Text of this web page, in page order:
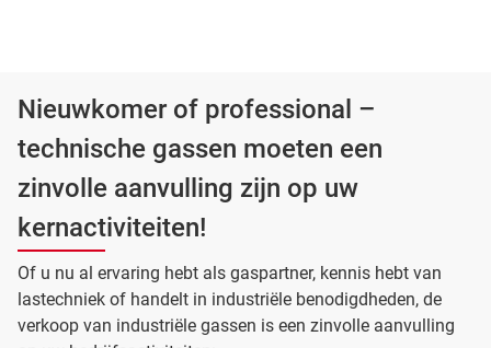
Nieuwkomer of professional –
technische gassen moeten een
zinvolle aanvulling zijn op uw
kernactiviteiten!
Of u nu al ervaring hebt als gaspartner, kennis hebt van
lastechniek of handelt in industriële benodigdheden, de
verkoop van industriële gassen is een zinvolle aanvulling